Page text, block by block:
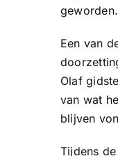
geworden.
Een van
Olaf
van wat
blijven
Tijdens